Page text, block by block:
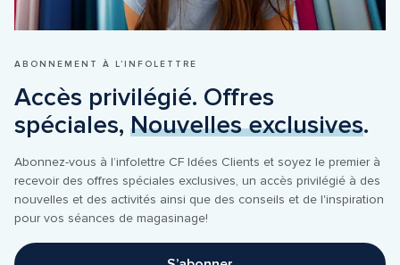
ABONNEMENT À L’INFOLETTRE
Accès privilégié. Offres
spéciales, Nouvelles exclusives.
Abonnez-vous à l’infolettre CF Idées Clients et soyez le premier à
recevoir des offres spéciales exclusives, un accès privilégié à des
nouvelles et des activités ainsi que des conseils et de l'inspiration
pour vos séances de magasinage!